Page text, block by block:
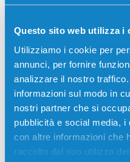
Questo sito web utilizza i
Utilizziamo i cookie per
annunci, per fornire
analizzare il nostro
informazioni sul modo in
nostri partner che si
pubblicità e social media, i
con altre informazioni che
raccolto dal suo utilizzo
giorni ore
-5%